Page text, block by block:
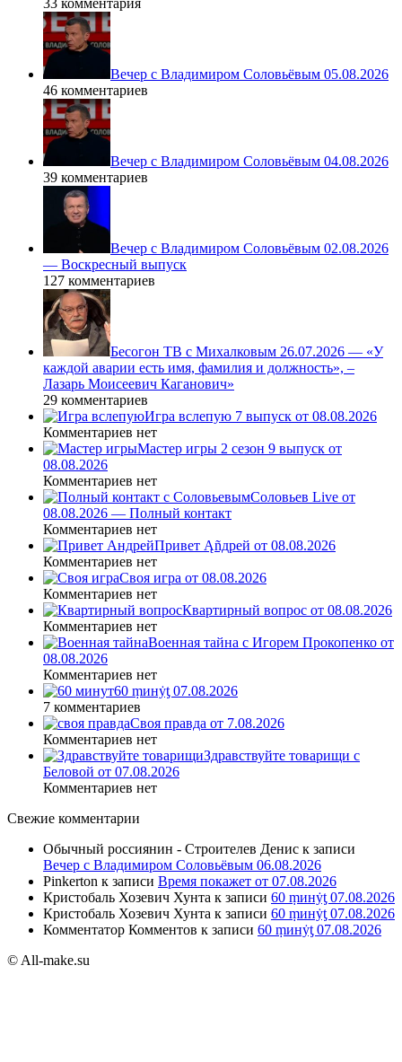
Вечер с Владимиром Соловьёвым 05.08.2026
46 комментариев
Вечер с Владимиром Соловьёвым 04.08.2026
39 комментариев
Вечер с Владимиром Соловьёвым 02.08.2026
— Воскресный выпуск
127 комментариев
Бесогон ТВ с Михалковым 26.07.2026 — «У
каждой аварии есть имя, фамилия и должность», –
Лазарь Моисеевич Каганович»
29 комментариев
Игра вслепую 7 выпуск от 08.08.2026
Комментариев нет
Мастер игры 2 сезон 9 выпуск от
08.08.2026
Комментариев нет
Соловьев Live от
08.08.2026 — Полный контакт
Комментариев нет
Привет Ąñдpей от 08.08.2026
Комментариев нет
Своя игра от 08.08.2026
Комментариев нет
Квартирный вопрос от 08.08.2026
Комментариев нет
Военная тайна с Игорем Прокопенко от
08.08.2026
Комментариев нет
60 ṃинẏƫ 07.08.2026
7 комментариев
Своя правда от 7.08.2026
Комментариев нет
Здравствуйте товарищи с
Беловой от 07.08.2026
Комментариев нет
Свежие комментарии
Обычный россиянин - Строителев Денис к записи
Вечер с Владимиром Соловьёвым 06.08.2026
Pinkerton к записи Время покажет от 07.08.2026
Кристобаль Хозевич Хунта к записи 60 ṃинẏƫ 07.08.2026
Кристобаль Хозевич Хунта к записи 60 ṃинẏƫ 07.08.2026
Комментатор Комментов к записи 60 ṃинẏƫ 07.08.2026
© All-make.su